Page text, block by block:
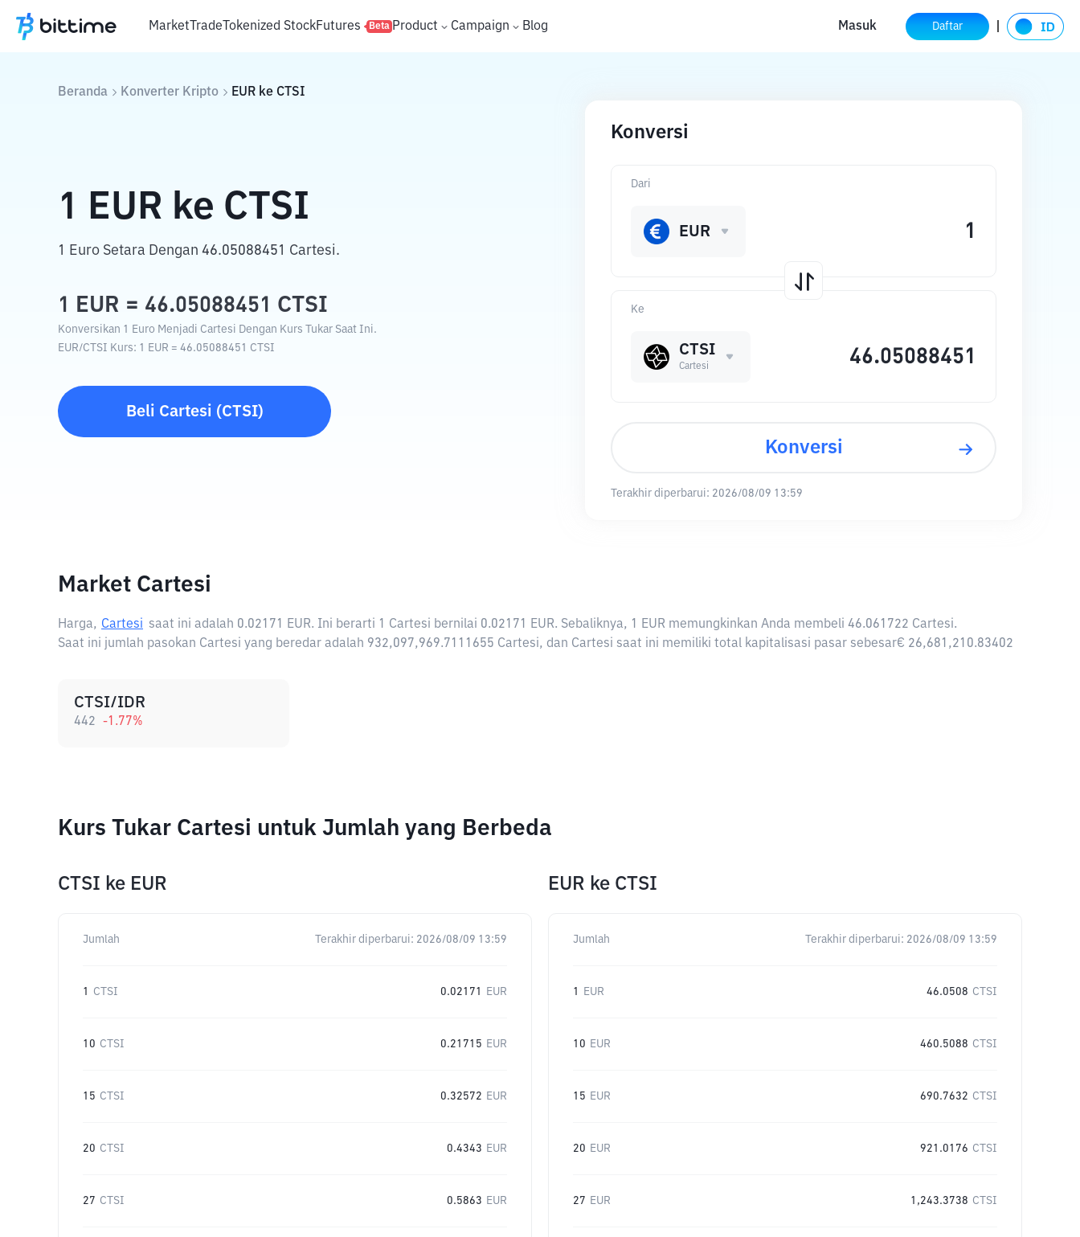
MarketTradeTokenized StockFutures Beta Product Campaign Blog Masuk Daftar
Beranda Konverter Kripto EUR ke CTSI
1 EUR ke CTSI
1 Euro Setara Dengan 46.05088451 Cartesi.
1 EUR = 46.05088451 CTSI
Konversikan 1 Euro Menjadi Cartesi Dengan Kurs Tukar Saat Ini.
EUR/CTSI Kurs: 1 EUR = 46.05088451 CTSI
Beli Cartesi (CTSI)
Konversi
Ke
CTSI
Cartesi
Dari
EUR
Konversi
Terakhir diperbarui: 2026/08/09 13:59
Market Cartesi
Harga, Cartesi saat ini adalah 0.02171 EUR. Ini berarti 1 Cartesi bernilai 0.02171 EUR. Sebaliknya, 1 EUR memungkinkan Anda membeli 46.061722 Cartesi.
Saat ini jumlah pasokan Cartesi yang beredar adalah 932,097,969.7111655 Cartesi, dan Cartesi saat ini memiliki total kapitalisasi pasar sebesar€ 26,681,210.83402
CTSI/IDR
442 -1.77%
Kurs Tukar Cartesi untuk Jumlah yang Berbeda
CTSI ke EUR
Jumlah Terakhir diperbarui: 2026/08/09 13:59
1 CTSI 0.02171 EUR
10 CTSI 0.21715 EUR
15 CTSI 0.32572 EUR
20 CTSI 0.4343 EUR
27 CTSI 0.5863 EUR
EUR ke CTSI
Jumlah Terakhir diperbarui: 2026/08/09 13:59
1 EUR 46.0508 CTSI
10 EUR 460.5088 CTSI
15 EUR 690.7632 CTSI
20 EUR 921.0176 CTSI
27 EUR 1,243.3738 CTSI